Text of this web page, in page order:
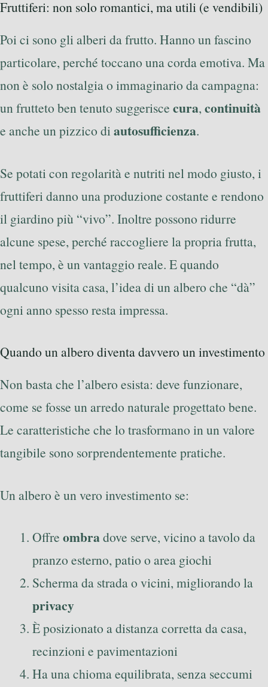
Fruttiferi: non solo romantici, ma utili (e vendibili)
Poi ci sono gli alberi da frutto. Hanno un fascino
particolare, perché toccano una corda emotiva. Ma
non è solo nostalgia o immaginario da campagna:
un frutteto ben tenuto suggerisce cura, continuità
e anche un pizzico diautosufficienza.
Se potati con regolarità e nutriti nel modo giusto, i
fruttiferi danno una produzione costante e rendono
il giardino più “vivo”. Inoltre possono ridurre
alcune spese, perché raccogliere la propria frutta,
nel tempo, è un vantaggio reale. E quando
qualcuno visita casa, l’idea di un albero che “dà”
ogni anno spesso resta impressa.
Quando un albero diventa davvero un investimento
Non basta che l’albero esista: deve funzionare,
come se fosse un arredo naturale progettato bene.
Le caratteristiche che lo trasformano in un valore
tangibile sono sorprendentemente pratiche.
Un albero è un vero investimento se:
Offre ombradove serve, vicino a tavolo da
pranzo esterno, patio o area giochi
Scherma da strada o vicini, migliorando la
privacy
È posizionato a distanza corretta da casa,
recinzioni e pavimentazioni
Ha una chioma equilibrata, senza seccumi